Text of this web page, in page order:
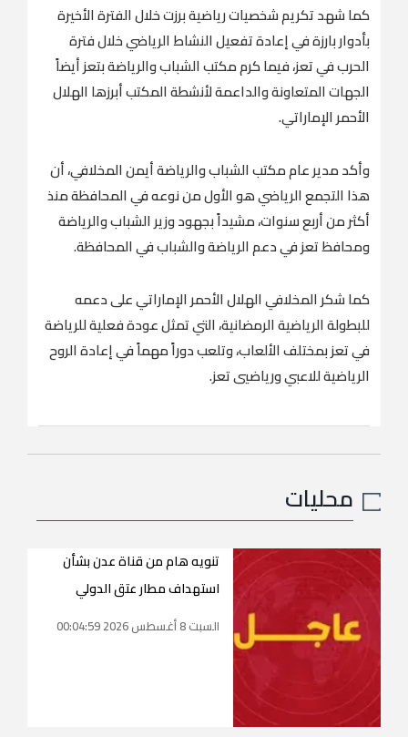
كما شهد تكريم شخصيات رياضية برزت خلال الفترة الأخيرة
بأدوار بارزة في إعادة تفعيل النشاط الرياضي خلال فترة
الحرب في تعز، فيما كرم مكتب الشباب والرياضة بتعز أيضاً
الجهات المتعاونة والداعمة لأنشطة المكتب أبرزها الهلال
الأحمر الإماراتي.
وأكد مدير عام مكتب الشباب والرياضة أيمن المخلافي، أن
هذا التجمع الرياضي هو الأول من نوعه في المحافظة منذ
أكثر من أربع سنوات، مشيداً بجهود وزير الشباب والرياضة
ومحافظ تعز في دعم الرياضة والشباب في المحافظة.
كما شكر المخلافي الهلال الأحمر الإماراتي على دعمه
للبطولة الرياضية الرمضانية، التي تمثل عودة فعلية للرياضة
في تعز بمختلف الألعاب، وتلعب دوراً مهماً في إعادة الروح
الرياضية للاعبي ورياضيي تعز.
محليات
تنويه هام من قناة عدن بشأن
استهداف مطار عتق الدولي
السبت 8 أغسطس 2026 00:04:59